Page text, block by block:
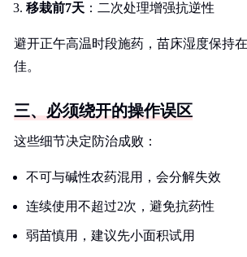
移栽前7天 ：二次处理增强抗逆性
避开正午高温时段施药，苗床湿度保持
佳。
三、必须绕开的操作误区
这些细节决定防治成败：
不可与碱性农药混用，会分解失效
连续使用不超过2次，避免抗药性
弱苗慎用，建议先小面积试用